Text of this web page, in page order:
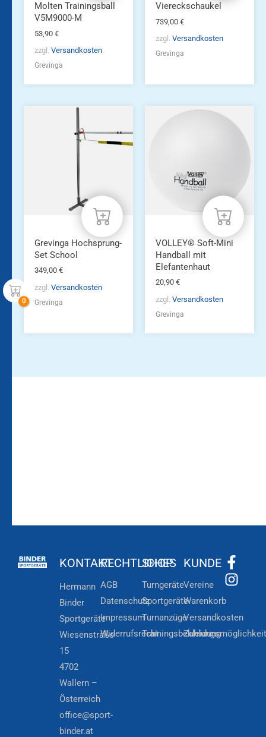
Molten Trainingsball
V5M9000-M
53,90 €
zzgl. Versandkosten
Grevinga
Viereckschaukel
739,00 €
zzgl. Versandkosten
Grevinga
Grevinga Hochsprung-
Set School
349,00 €
zzgl. Versandkosten
Grevinga
VOLLEY® Soft-Mini
Handball mit
Elefantenhaut
20,90 €
zzgl. Versandkosten
Grevinga
KONTAKT
Hermann
Binder
Sportgeräte
Wiesenstraße
15
4702
Wallern –
Österreich
office@sport-
binder.at
RECHTLICHES
AGB
Datenschutz
Impressum
Widerrufsrecht
SHOP
Turngeräte
Sportgeräte
Turnanzüge
Trainingsbekleidung
KUNDE
Vereine
Warenkorb
Versandkosten